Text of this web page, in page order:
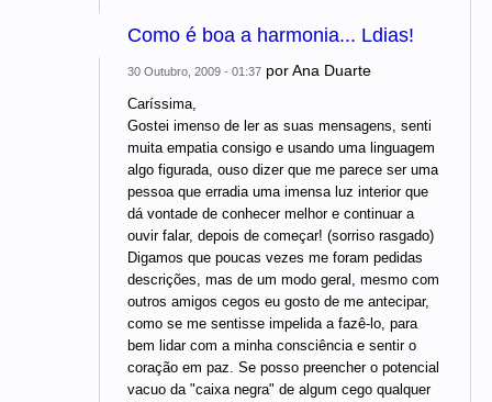
Como é boa a harmonia... Ldias!
30 Outubro, 2009 - 01:37 porAna Duarte
Caríssima,
Gostei imenso de ler as suas mensagens, senti
muita empatia consigo e usando uma linguagem
algo figurada, ouso dizer que me parece ser uma
pessoa que erradia uma imensa luz interior que
dá vontade de conhecer melhor e continuar a
ouvir falar, depois de começar! (sorriso rasgado)
Digamos que poucas vezes me foram pedidas
descrições, mas de um modo geral, mesmo com
outros amigos cegos eu gosto de me antecipar,
como se me sentisse impelida a fazê-lo, para
bem lidar com a minha consciência e sentir o
coração em paz. Se posso preencher o potencial
vacuo da "caixa negra" de algum cego qualquer